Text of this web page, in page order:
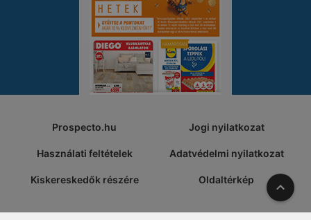
Prospecto.hu Jogi nyilatkozat
Használati feltételek Adatvédelmi nyilatkozat
Kiskereskedők részére Oldaltérkép A